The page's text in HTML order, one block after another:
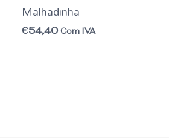
Malhadinha
€54,40 Com IVA